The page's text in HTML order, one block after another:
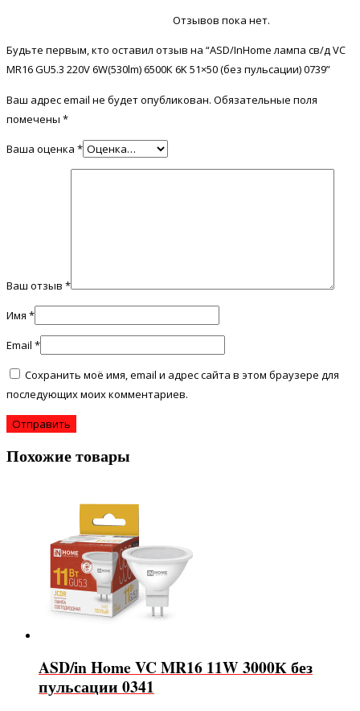
Отзывов пока нет.
Будьте первым, кто оставил отзыв на “ASD/InHome лампа св/д VC
MR16 GU5.3 220V 6W(530lm) 6500К 6K 51×50 (без пульсации) 0739”
Ваш адрес email не будет опубликован. Обязательные поля
помечены *
Ваша оценка *
Ваш отзыв *
Имя *
Email *
Сохранить моё имя, email и адрес сайта в этом браузере для
последующих моих комментариев.
Похожие товары
ASD/in Home VC MR16 11W 3000К без
пульсации 0341